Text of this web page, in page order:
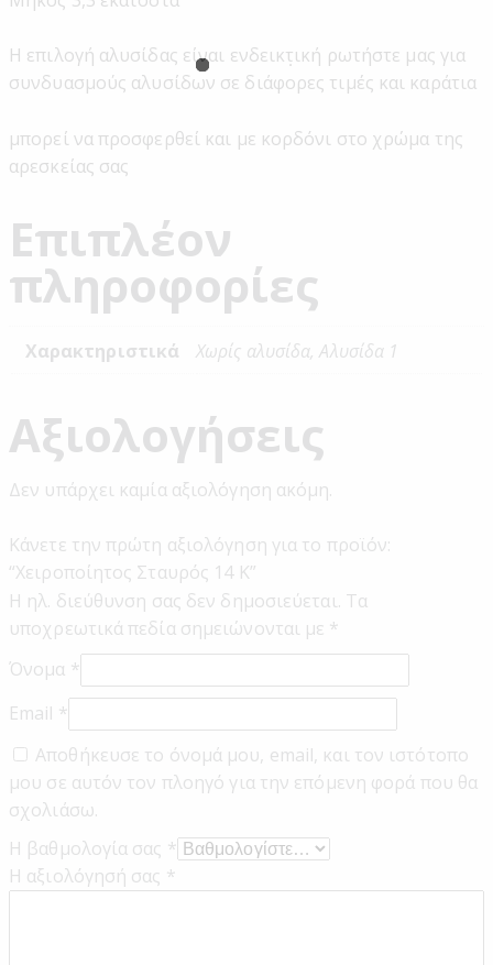
Η επιλογή αλυσίδας είναι ενδεικτική ρωτήστε μας για
συνδυασμούς αλυσίδων σε διάφορες τιμές και καράτια
μπορεί να προσφερθεί και με κορδόνι στο χρώμα της
αρεσκείας σας
Επιπλέον
πληροφορίες
Χαρακτηριστικά Χωρίς αλυσίδα, Αλυσίδα 1
Αξιολογήσεις
Δεν υπάρχει καμία αξιολόγηση ακόμη.
Κάνετε την πρώτη αξιολόγηση για το προϊόν:
“Χειροποίητος Σταυρός 14 Κ”
Η ηλ. διεύθυνση σας δεν δημοσιεύεται. Τα
υποχρεωτικά πεδία σημειώνονται με *
Όνομα *
Email *
Αποθήκευσε το όνομά μου, email, και τον ιστότοπο
μου σε αυτόν τον πλοηγό για την επόμενη φορά που θα
σχολιάσω.
Η βαθμολογία σας *
Η αξιολόγησή σας *